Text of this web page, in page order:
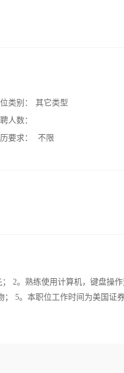
类别：
其它类型
人数：
要求：
不限
2。熟练使用计算机，键盘操
5。本职位工作时间为美国证